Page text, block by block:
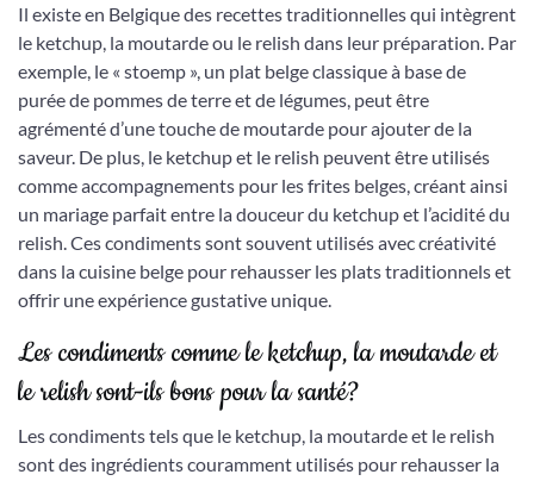
Il existe en Belgique des recettes traditionnelles qui intègrent
le ketchup, la moutarde ou le relish dans leur préparation. Par
exemple, le « stoemp », un plat belge classique à base de
purée de pommes de terre et de légumes, peut être
agrémenté d’une touche de moutarde pour ajouter de la
saveur. De plus, le ketchup et le relish peuvent être utilisés
comme accompagnements pour les frites belges, créant ainsi
un mariage parfait entre la douceur du ketchup et l’acidité du
relish. Ces condiments sont souvent utilisés avec créativité
dans la cuisine belge pour rehausser les plats traditionnels et
offrir une expérience gustative unique.
Les condiments comme le ketchup, la moutarde et
le relish sont-ils bons pour la santé?
Les condiments tels que le ketchup, la moutarde et le relish
sont des ingrédients couramment utilisés pour rehausser la